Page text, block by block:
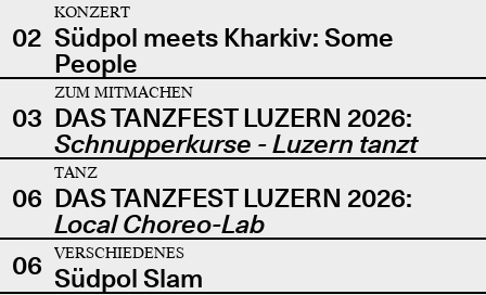
02
KONZERT
Südpol meets Kharkiv: Some
People
03
ZUM MITMACHEN
DAS TANZFEST LUZERN 2026:
Schnupperkurse - Luzern tanzt
06
TANZ
DAS TANZFEST LUZERN 2026:
Local Choreo-Lab
06
VERSCHIEDENES
Südpol Slam